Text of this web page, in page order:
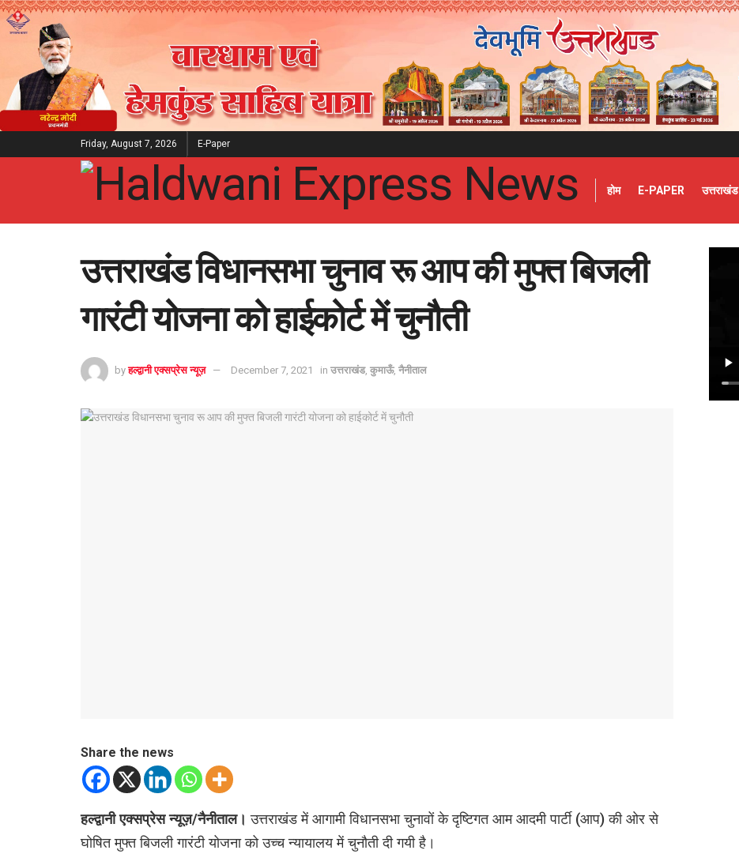
Friday, August 7, 2026 E-Paper
होम E-PAPER उत्तराखंड
उत्तराखंड विधानसभा चुनाव रू आप की मुफ्त बिजली
गारंटी योजना को हाईकोर्ट में चुनौती
by हल्द्वानी एक्सप्रेस न्यूज़ December 7, 2021 in उत्तराखंड, कुमाऊँ, नैनीताल
Share the news
हल्द्वानी एक्सप्रेस न्यूज़/नैनीताल। उत्तराखंड में आगामी विधानसभा चुनावों के दृष्टिगत आम आदमी पार्टी (आप) की ओर से
घोषित मुफ्त बिजली गारंटी योजना को उच्च न्यायालय में चुनौती दी गयी है।